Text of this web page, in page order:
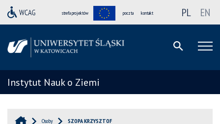
strefa projektów poczta kontakt PL EN
Instytut Nauk o Ziemi
Osoby SZOPA KRZYSZTOF